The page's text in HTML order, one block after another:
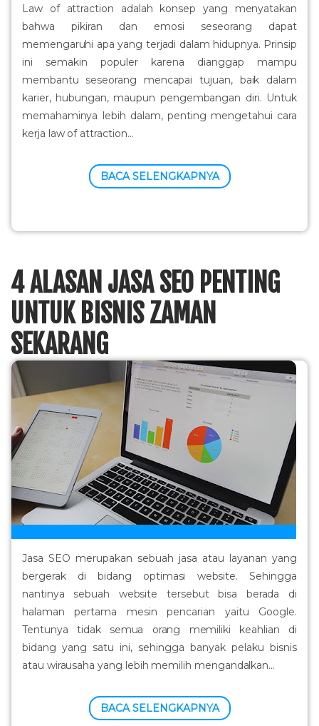
Law of attraction adalah konsep yang menyatakan
bahwa pikiran dan emosi seseorang dapat
memengaruhi apa yang terjadi dalam hidupnya. Prinsip
ini semakin populer karena dianggap mampu
membantu seseorang mencapai tujuan, baik dalam
karier, hubungan, maupun pengembangan diri. Untuk
memahaminya lebih dalam, penting mengetahui cara
kerja law of attraction...
BACA SELENGKAPNYA
4 ALASAN JASA SEO PENTING
UNTUK BISNIS ZAMAN
SEKARANG
Jasa SEO merupakan sebuah jasa atau layanan yang
bergerak di bidang optimasi website. Sehingga
nantinya sebuah website tersebut bisa berada di
halaman pertama mesin pencarian yaitu Google.
Tentunya tidak semua orang memiliki keahlian di
bidang yang satu ini, sehingga banyak pelaku bisnis
atau wirausaha yang lebih memilih mengandalkan...
BACA SELENGKAPNYA